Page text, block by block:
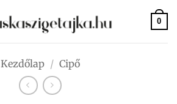
0
Kezdőlap / Cipő